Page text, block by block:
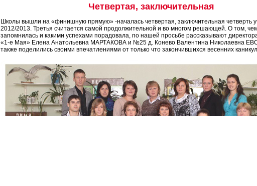
Четвертая, заключительная
Школы вышли на «финишную прямую» -началась четвертая, заключительная четверть
2012/2013. Третья считается самой продолжительной и во многом решающей. О том,
запомнилась и какими успехами порадовала, по нашей просьбе рассказывают
«1-е Мая» Елена Анатольевна МАРТАКОВА и №25 д. Конево Валентина Николаевна
также поделились своими впечатлениями от только что закончившихся весенних